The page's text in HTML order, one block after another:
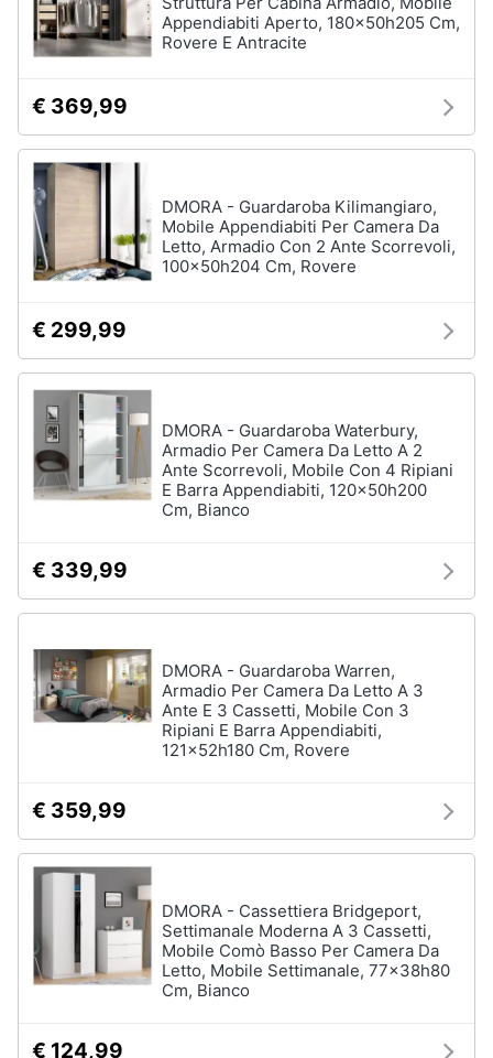
matrimoniale
Copridivano
tutti
Illuminazione
Philips
illuminazione
selction
Lampadari
Lampada
Vedi
tutti
Arredamento
esterno
Piscine
fuori
terra
Gazebo
Vedi
tutti
Lavanderia
Appendiabiti Aperto, 180x50h205 Cm,
Rovere E Antracite
€ 369,99
DMORA - Guardaroba Kilimangiaro,
Mobile Appendiabiti Per Camera Da
Letto, Armadio Con 2 Ante Scorrevoli,
100x50h204 Cm, Rovere
€ 299,99
DMORA - Guardaroba Waterbury,
Armadio Per Camera Da Letto A 2
Ante Scorrevoli, Mobile Con 4 Ripiani
E Barra Appendiabiti, 120x50h200
Cm, Bianco
€ 339,99
DMORA - Guardaroba Warren,
Armadio Per Camera Da Letto A 3
Ante E 3 Cassetti, Mobile Con 3
Ripiani E Barra Appendiabiti,
121x52h180 Cm, Rovere
€ 359,99
DMORA - Cassettiera Bridgeport,
Settimanale Moderna A 3 Cassetti,
Mobile Comò Basso Per Camera Da
Letto, Mobile Settimanale, 77x38h80
Cm, Bianco
€ 124,99